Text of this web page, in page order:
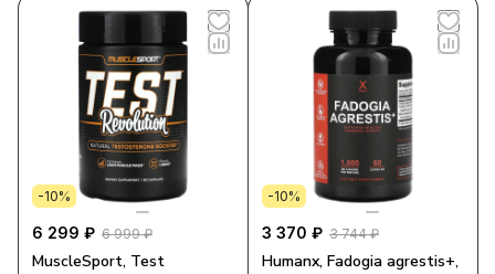
-10%
6 299 ₽ 6 999 ₽
MuscleSport, Test
-10%
3 370 ₽ 3 744 ₽
Humanx, Fadogia agrestis+,